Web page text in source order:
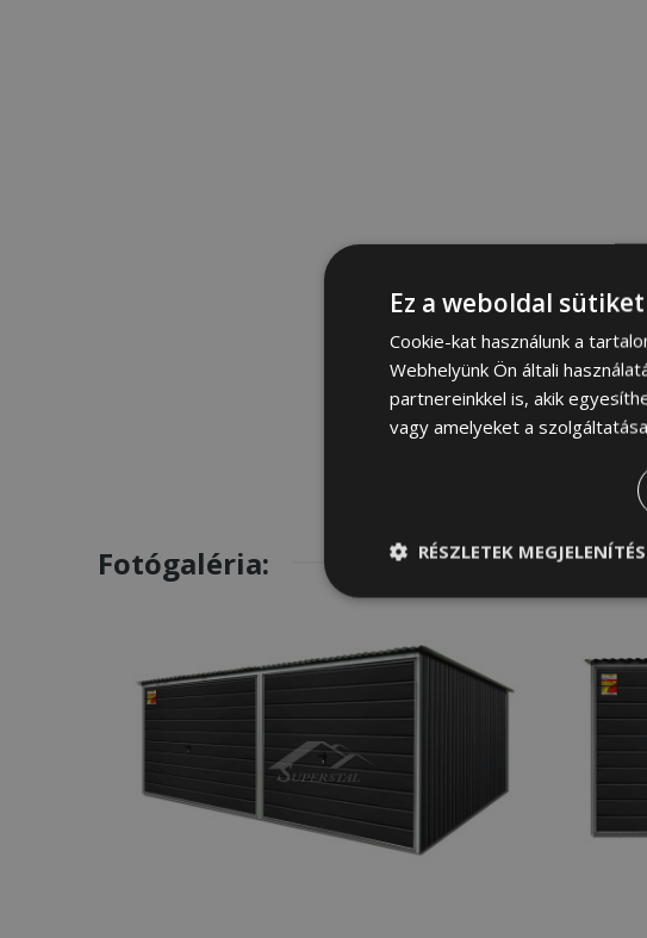
Fotógaléria:
Ez a weboldal
Cookie-kat használunk a
Webhelyünk Ön általi
partnereinkkel is, akik
vagy amelyeket a
RÉSZLETEK
Elengedhetetlenül